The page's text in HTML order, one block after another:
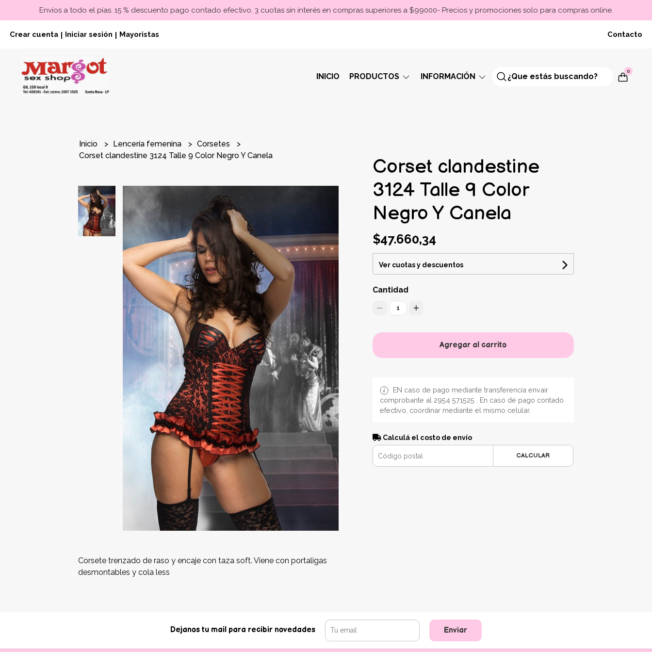
Envíos a todo el pías. 15 % descuento pago contado efectivo. 3 cuotas sin interés en compras superiores a $99000- Precios y promociones solo para compras online.
Crear cuenta Iniciar sesión Mayoristas Contacto
INICIO PRODUCTOS INFORMACIÓN
0
Inicio Lencería femenina
Corsetes
Corset clandestine 3124 Talle 9 Color Negro Y Canela
Corsete trenzado de raso y encaje con taza soft. Viene con portaligas
desmontables y cola less
Corset clandestine
3124 Talle 9 Color
Negro Y Canela
$47.660,34
Ver cuotas y descuentos
Cantidad
1
Agregar al carrito
EN caso de pago mediante transferencia envair
comprobante al 2954 571525 . En caso de pago contado
efectivo, coordinar mediante el mismo celular.
Calculá el costo de envío
CALCULAR
Dejanos tu mail para recibir novedades Enviar